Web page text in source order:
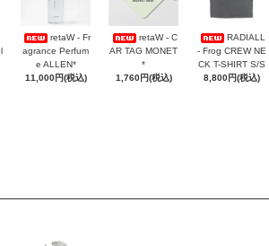
retaW - Fr
agrance Perfum
e ALLEN*
11,000円(税込)
retaW - C
AR TAG MONET
*
1,760円(税込)
RADIALL
- Frog CREW NE
CK T-SHIRT S/S
8,800円(税込)